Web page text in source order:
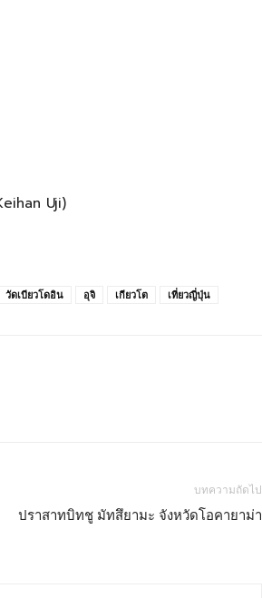
Uji)
วัดเบียวโดอิน อุจิ เกียวโต เที่ยวญี่ปุ่น
บทความถัดไป
ปราสาทบิทชู มัทสึยามะ จังหวัดโอคายาม่า